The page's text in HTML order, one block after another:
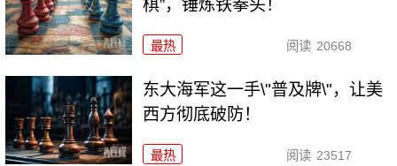
棋”，锤炼铁拳头！
最热 阅读 20668
东大海军这一手\"普及牌\"，让美
西方彻底破防！
最热 阅读 23517